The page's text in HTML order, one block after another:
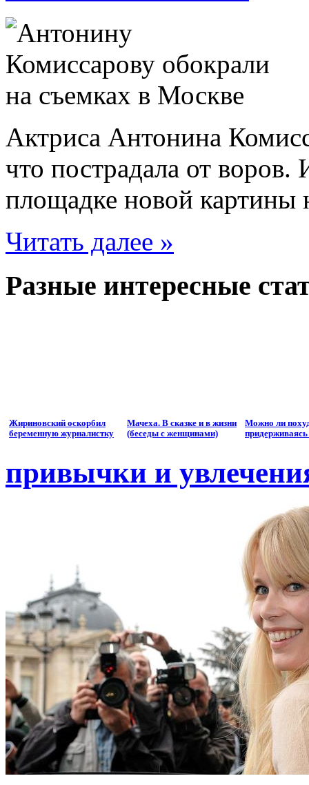
Актриса Антонина
что пострадала от
площадке новой картины
Читать далее »
Разные интересные
Жириновский оскорбил
беременную журналистку
Мачеха. В сказке и в жизни
(беседы с женщинами)
Можно ли
придерживаясь
привычки и